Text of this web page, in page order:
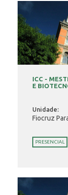
ICC -
E
Unidade:
Fiocruz
PRESENCIAL